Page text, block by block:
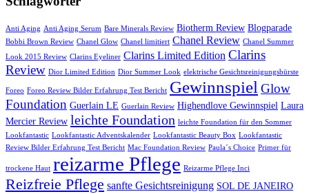
Anti Aging Anti Aging Serum Bare Minerals Review Biotherm Review Blogparade
Bobbi Brown Review Chanel Glow Chanel limitiert Chanel Review Chanel Summer
Look 2015 Review Clarins Eyeliner Clarins Limited Edition Clarins
Review Dior Limited Edition Dior Summer Look elektrische Gesichtsreinigungsbürste
Foreo Foreo Review Bilder Erfahrung Test Bericht GewinnspielGlow
Foundation Guerlain LE Guerlain Review Highendlove Gewinnspiel Laura
Mercier Review leichte Foundation leichte Foundation für den Sommer
Lookfantastic Lookfantastic Adventskalender Lookfantastic Beauty Box Lookfantastic
Review Bilder Erfahrung Test Bericht Mac Foundation Review Paula´s Choice Primer für
trockene Haut reizarme Pflege Reizarme Pflege Inci
Reizfreie Pflege sanfte Gesichtsreinigung SOL DE JANEIRO